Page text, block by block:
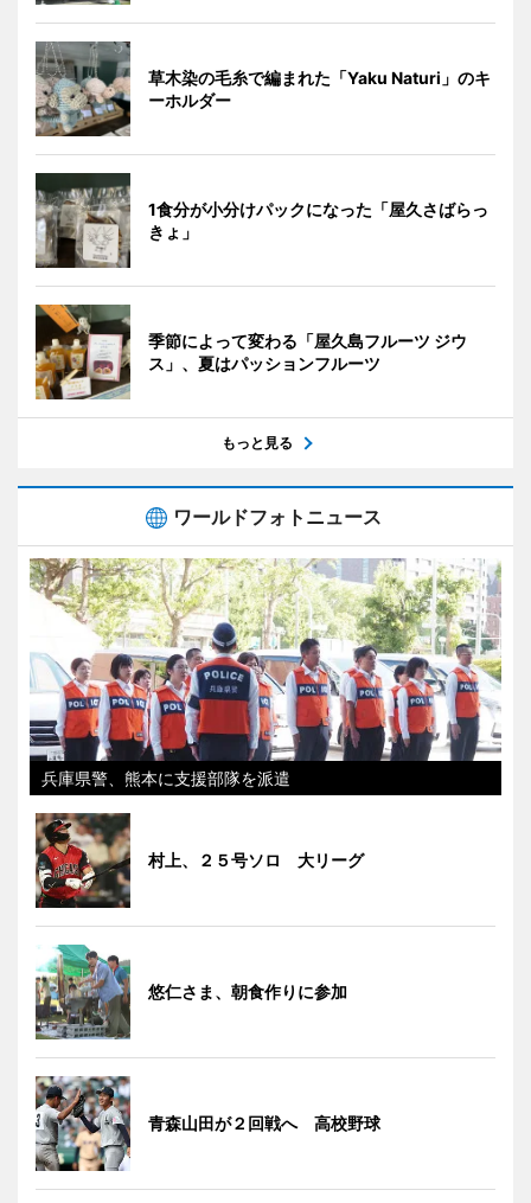
草木染の毛糸で編まれた「Yaku Naturi」のキ
ーホルダー
1食分が小分けパックになった「屋久さばらっ
きょ」
季節によって変わる「屋久島フルーツ ジウ
ス」、夏はパッションフルーツ
もっと見る
ワールドフォトニュース
兵庫県警、熊本に支援部隊を派遣
村上、２５号ソロ 大リーグ
悠仁さま、朝食作りに参加
青森山田が２回戦へ 高校野球